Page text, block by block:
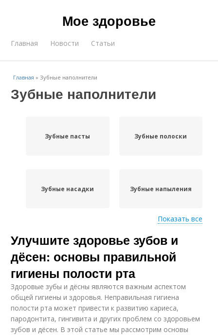
Мое здоровье
Главная Новости Статьи
Главная »Зубные наполнители
Зубные наполнители
Зубные пасты Зубные полоски
Зубные насадки Зубные напыления
Зубные спреи Зубные наклейки
Зубные плёнки
Показать все
Улучшите здоровье зубов и
дёсен: основы правильной
гигиены полости рта
Здоровые зубы и дёсны являются важным аспектом
общей гигиены и здоровья. Неправильная гигиена
полости рта может привести к развитию кариеса,
пародонтита, гингивита и других проблем со здоровьем
зубов и дёсен. В этой статье мы рассмотрим основы